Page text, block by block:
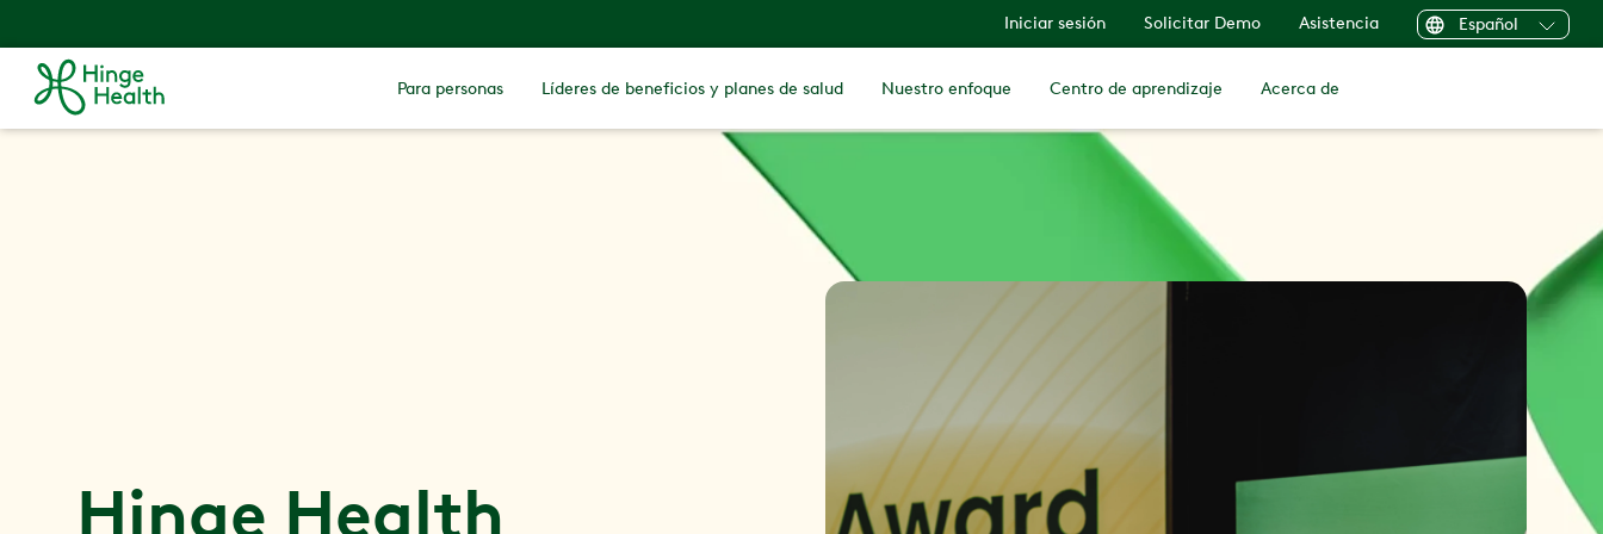
Iniciar sesión Solicitar Demo Asistencia Español
Para personas Líderes de beneficios y planes de salud Nuestro enfoque Centro de aprendizaje Acerca de
Hinge Health